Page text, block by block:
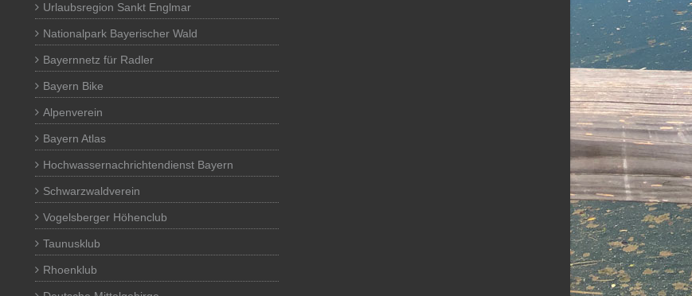
Urlaubsregion Sankt Englmar
Nationalpark Bayerischer Wald
Bayernnetz für Radler
Bayern Bike
Alpenverein
Bayern Atlas
Hochwassernachrichtendienst Bayern
Schwarzwaldverein
Vogelsberger Höhenclub
Taunusklub
Rhoenklub